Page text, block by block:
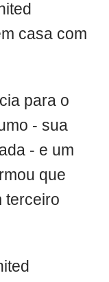
casa com
para o
- sua
- e um
que
terceiro